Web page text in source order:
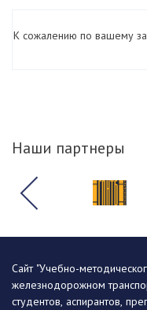
К сожалению по вашему
Наши партнеры
Сайт "Учебно-
железнодорожном
студентов, аспирантов,